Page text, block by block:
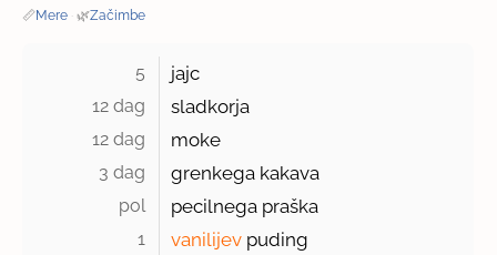
📏Mere · 🌿Začimbe
5 jajc
12 dag sladkorja
12 dag moke
3 dag grenkega kakava
pol pecilnega praška
1 vanilijev puding